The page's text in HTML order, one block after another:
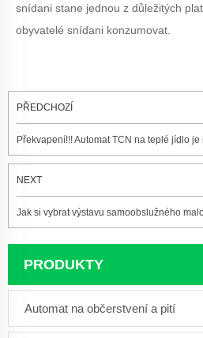
snídani stane jednou z důležitých
obyvatelé snídani konzumovat.
PŘEDCHOZÍ
Překvapení!!! Automat TCN na teplé jídlo je
NEXT
Jak si vybrat výstavu samoobslužného
PRODUKTY
Automat na občerstvení a pití